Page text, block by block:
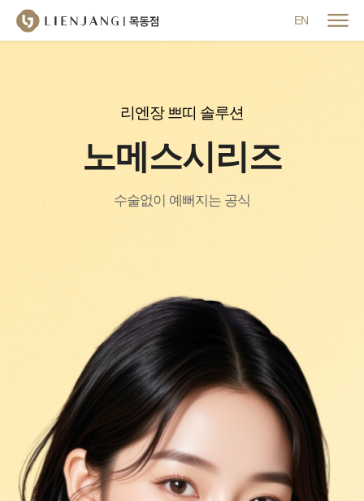
EN
리엔장 쁘띠 솔루션
노메스시리즈
수술없이 예뻐지는 공식